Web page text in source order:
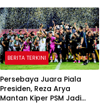
BERITA TERKINI
Persebaya Juara Piala
Presiden, Reza Arya
Mantan Kiper PSM Jadi